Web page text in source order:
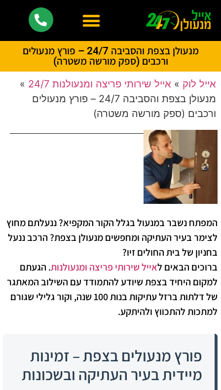
מנעולן בצפת והסביבה 24/7 – פורץ מנעולים
ורכבים (ספק מורשה משטרה)
אייל לוק » אייל שירותי פריצה ומנעולנות 24/7
»
מנעולן בצפת והסביבה 24/7 – פורץ מנעולים
ורכבים (ספק מורשה משטרה)
המפתח נשבר במנעול בגלל הקור המקפיא? ננעלתם מחוץ
לצימר בעיר העתיקה ומחפשים מנעולן בצפת? הרכב ננעל
בחניון של בית החולים זיו?
ברוכים הבאים לאייל שירותי פריצה ומנעולנות. הגעתם
למקום היחיד בצפת שיודע להתמודד עם השילוב המאתגר
של דלתות ברזל עתיקות בנות 100 שנה, וקור גלילי שגורם
למתכות להתכווץ ולהיתקע.
פורץ מנעולים בצפת – זמינות
מיידית בעיר העתיקה ובשכונות